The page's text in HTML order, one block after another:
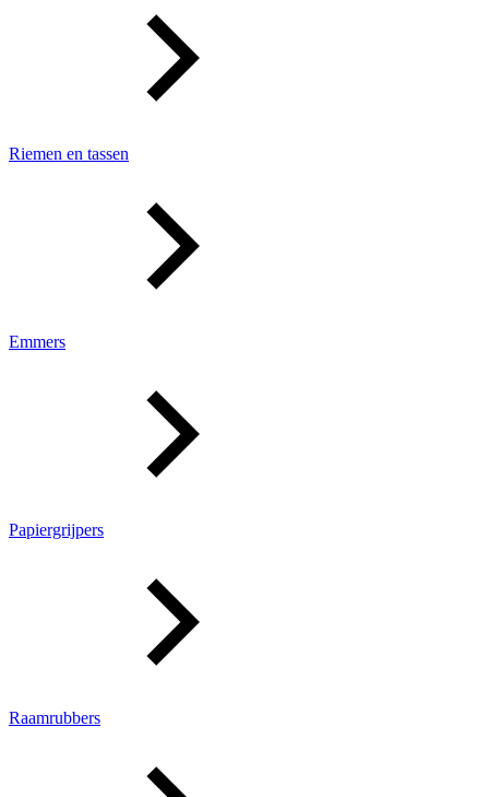
Riemen en tassen
Emmers
Papiergrijpers
Raamrubbers